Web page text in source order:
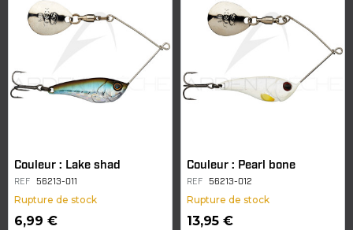
Couleur : Lake shad
REF 56213-011
Rupture de stock
6,99 €
Couleur : Pearl bone
REF 56213-012
Rupture de stock
13,95 €